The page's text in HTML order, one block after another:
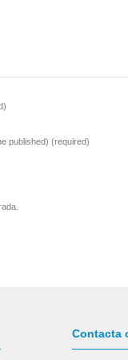
published) (required)
Contacta